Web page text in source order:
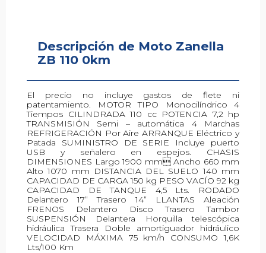
Descripción de Moto Zanella
ZB 110 0km
Descripción de Moto Zanella ZB
110
El precio no incluye gastos de flete ni
patentamiento. MOTOR TIPO Monocilíndrico 4
Tiempos CILINDRADA 110 cc POTENCIA 7,2 hp
TRANSMISIÓN Semi – automática 4 Marchas
REFRIGERACIÓN Por Aire ARRANQUE Eléctrico y
Patada SUMINISTRO DE SERIE Incluye puerto
USB y señalero en espejos. CHASIS
DIMENSIONES Largo 1900 mm Ancho 660 mm
Alto 1070 mm DISTANCIA DEL SUELO 140 mm
CAPACIDAD DE CARGA 150 kg PESO VACÍO 92 kg
CAPACIDAD DE TANQUE 4,5 Lts. RODADO
Delantero 17” Trasero 14” LLANTAS Aleación
FRENOS Delantero Disco Trasero Tambor
SUSPENSIÓN Delantera Horquilla telescópica
hidráulica Trasera Doble amortiguador hidráulico
VELOCIDAD MÁXIMA 75 km/h CONSUMO 1,6K
Lts/100 Km